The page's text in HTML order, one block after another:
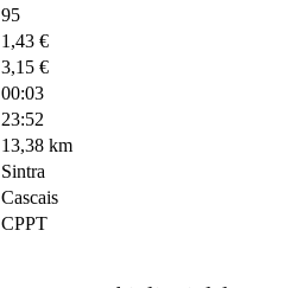
95
1,43 €
3,15 €
00:03
23:52
13,38 km
Sintra
Cascais
CPPT
©